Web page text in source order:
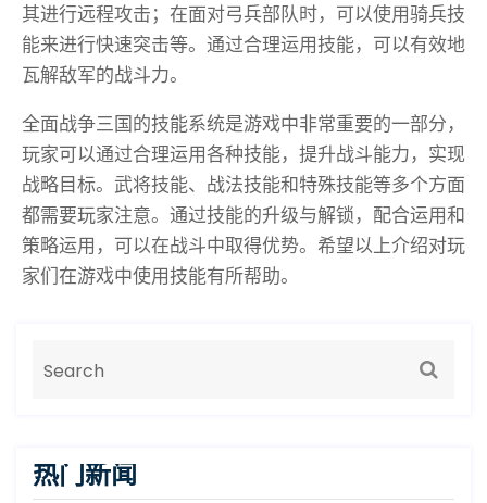
其进行远程攻击；在面对弓兵部队时，可以使用骑兵技
能来进行快速突击等。通过合理运用技能，可以有效地
瓦解敌军的战斗力。
全面战争三国的技能系统是游戏中非常重要的一部分，
玩家可以通过合理运用各种技能，提升战斗能力，实现
战略目标。武将技能、战法技能和特殊技能等多个方面
都需要玩家注意。通过技能的升级与解锁，配合运用和
策略运用，可以在战斗中取得优势。希望以上介绍对玩
家们在游戏中使用技能有所帮助。
热门新闻